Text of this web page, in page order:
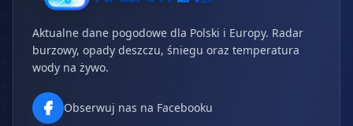
Aktualne dane pogodowe dla Polski i Europy. Radar
burzowy, opady deszczu, śniegu oraz temperatura
wody na żywo.
Obserwuj nas na Facebooku